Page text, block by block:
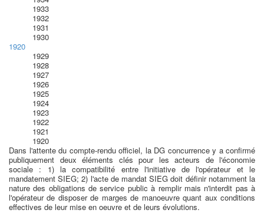
1933
1932
1931
1930
1920
1929
1928
1927
1926
1925
1924
1923
1922
1921
1920
Dans l'attente du compte-rendu officiel, la DG concurrence y a confirmé
publiquement deux éléments clés pour les acteurs de l'économie
sociale : 1) la compatibilité entre l'initiative de l'opérateur et le
mandatement SIEG; 2) l'acte de mandat SIEG doit définir notamment la
nature des obligations de service public à remplir mais n'interdit pas à
l'opérateur de disposer de marges de manoeuvre quant aux conditions
effectives de leur mise en oeuvre et de leurs évolutions.